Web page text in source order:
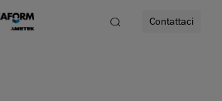
Contattaci